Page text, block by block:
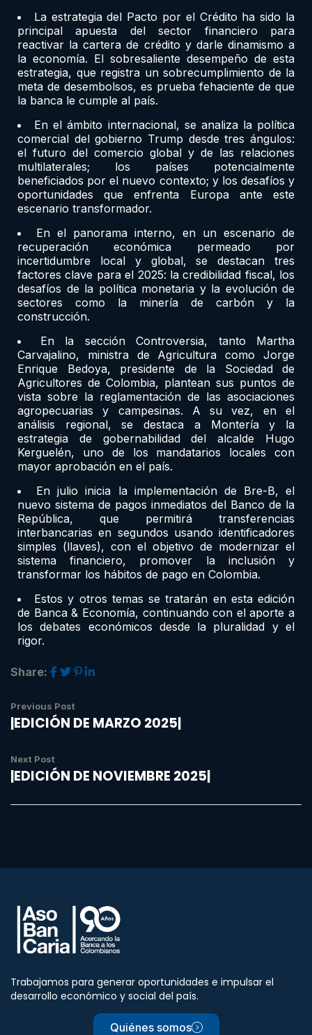
La estrategia del Pacto por el Crédito ha sido la
principal apuesta del sector financiero para
reactivar la cartera de crédito y darle dinamismo a
la economía. El sobresaliente desempeño de esta
estrategia, que registra un sobrecumplimiento de la
meta de desembolsos, es prueba fehaciente de que
la banca le cumple al país.
En el ámbito internacional, se analiza la política
comercial del gobierno Trump desde tres ángulos:
el futuro del comercio global y de las relaciones
multilaterales; los países potencialmente
beneficiados por el nuevo contexto; y los desafíos y
oportunidades que enfrenta Europa ante este
escenario transformador.
En el panorama interno, en un escenario de
recuperación económica permeado por
incertidumbre local y global, se destacan tres
factores clave para el 2025: la credibilidad fiscal, los
desafíos de la política monetaria y la evolución de
sectores como la minería de carbón y la
construcción.
En la sección Controversia, tanto Martha
Carvajalino, ministra de Agricultura como Jorge
Enrique Bedoya, presidente de la Sociedad de
Agricultores de Colombia, plantean sus puntos de
vista sobre la reglamentación de las asociaciones
agropecuarias y campesinas. A su vez, en el
análisis regional, se destaca a Montería y la
estrategia de gobernabilidad del alcalde Hugo
Kerguelén, uno de los mandatarios locales con
mayor aprobación en el país.
En julio inicia la implementación de Bre-B, el
nuevo sistema de pagos inmediatos del Banco de la
República, que permitirá transferencias
interbancarias en segundos usando identificadores
simples (llaves), con el objetivo de modernizar el
sistema financiero, promover la inclusión y
transformar los hábitos de pago en Colombia.
Estos y otros temas se tratarán en esta edición
de Banca & Economía, continuando con el aporte a
los debates económicos desde la pluralidad y el
rigor.
Share:
Previous Post
|EDICIÓN DE MARZO 2025|
Next Post
|EDICIÓN DE NOVIEMBRE 2025|
Trabajamos para generar oportunidades e impulsar el
desarrollo económico y social del país.
Quiénes somos